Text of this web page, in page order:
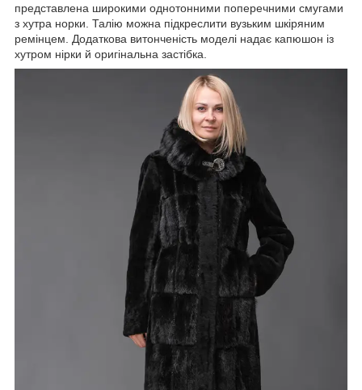
представлена широкими однотонними поперечними смугами
з хутра норки. Талію можна підкреслити вузьким шкіряним
ремінцем. Додаткова витонченість моделі надає капюшон із
хутром нірки й оригінальна застібка.